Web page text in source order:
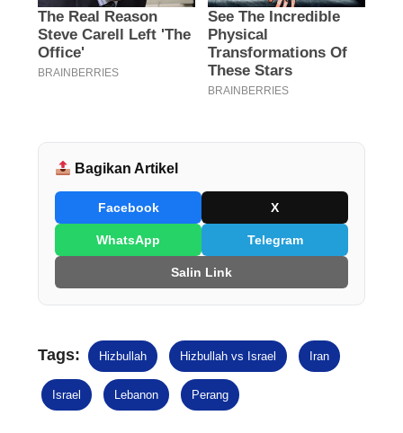
Bagikan Artikel
Facebook X
WhatsApp Telegram
Salin Link
Tags: Hizbullah Hizbullah vs Israel Iran
Israel Lebanon Perang